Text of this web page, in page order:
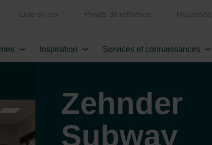
Liste de prix Projets de référence
Inspiration Services et connaissances
Zehnder
Subway